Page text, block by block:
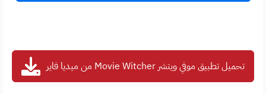
تحميل تطبيق موفي ويتشر Movie Witcher من ميديا فاير